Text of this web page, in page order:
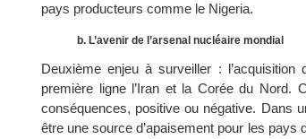
pays producteurs comme le Nigeria.
b. L’avenir de l’arsenal nucléaire mondial
Deuxième enjeu à surveiller :
première ligne l’Iran et la Corée du Nord.
conséquences, positive ou négative. Dans
être une source d’apaisement pour les pays